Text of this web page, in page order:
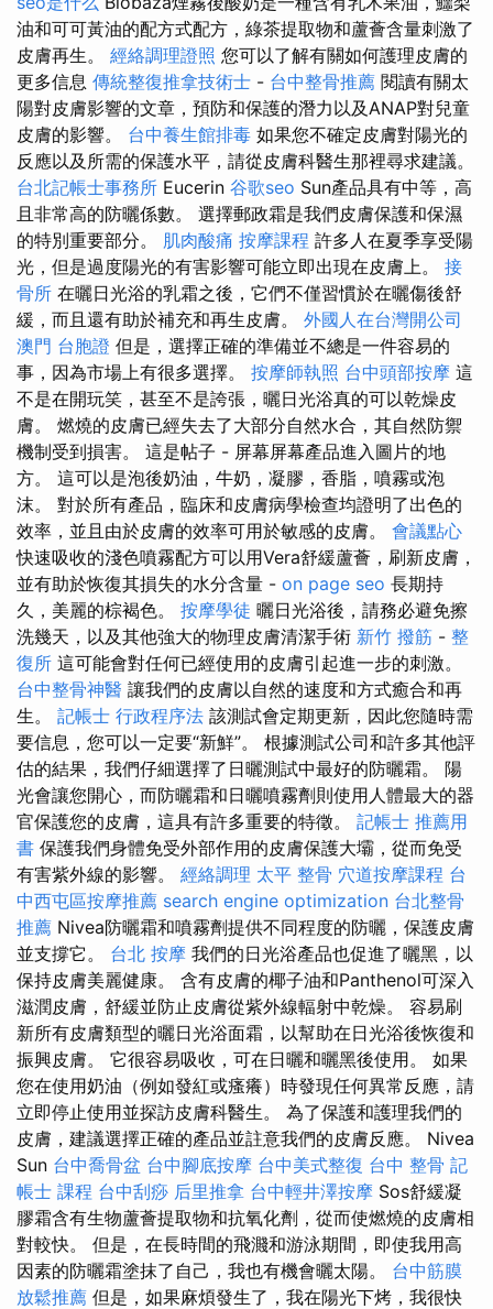
油和可可黃油的配方式配方，綠茶提取物和蘆薈含量刺激了
皮膚再生。 經絡調理證照 您可以了解有關如何護理皮膚的
更多信息 傳統整復推拿技術士 - 台中整骨推薦 閱讀有關太
陽對皮膚影響的文章，預防和保護的潛力以及ANAP對兒童
皮膚的影響。 台中養生館排毒 如果您不確定皮膚對陽光的
反應以及所需的保護水平，請從皮膚科醫生那裡尋求建議。
台北記帳士事務所 Eucerin 谷歌seo Sun產品具有中等，高
且非常高的防曬係數。 選擇郵政霜是我們皮膚保護和保濕
的特別重要部分。 肌肉酸痛 按摩課程 許多人在夏季享受陽
光，但是過度陽光的有害影響可能立即出現在皮膚上。 接
骨所 在曬日光浴的乳霜之後，它們不僅習慣於在曬傷後舒
緩，而且還有助於補充和再生皮膚。 外國人在台灣開公司
澳門 台胞證 但是，選擇正確的準備並不總是一件容易的
事，因為市場上有很多選擇。 按摩師執照 台中頭部按摩 這
不是在開玩笑，甚至不是誇張，曬日光浴真的可以乾燥皮
膚。 燃燒的皮膚已經失去了大部分自然水合，其自然防禦
機制受到損害。 這是帖子 - 屏幕屏幕產品進入圖片的地
方。 這可以是泡後奶油，牛奶，凝膠，香脂，噴霧或泡
沫。 對於所有產品，臨床和皮膚病學檢查均證明了出色的
效率，並且由於皮膚的效率可用於敏感的皮膚。 會議點心
快速吸收的淺色噴霧配方可以用Vera舒緩蘆薈，刷新皮膚，
並有助於恢復其損失的水分含量 - on page seo 長期持
久，美麗的棕褐色。 按摩學徒 曬日光浴後，請務必避免擦
洗幾天，以及其他強大的物理皮膚清潔手術 新竹 撥筋 - 整
復所 這可能會對任何已經使用的皮膚引起進一步的刺激。
台中整骨神醫 讓我們的皮膚以自然的速度和方式癒合和再
生。 記帳士 行政程序法 該測試會定期更新，因此您隨時需
要信息，您可以一定要“新鮮”。 根據測試公司和許多其他評
估的結果，我們仔細選擇了日曬測試中最好的防曬霜。 陽
光會讓您開心，而防曬霜和日曬噴霧劑則使用人體最大的器
官保護您的皮膚，這具有許多重要的特徵。 記帳士 推薦用
書 保護我們身體免受外部作用的皮膚保護大壩，從而免受
有害紫外線的影響。 經絡調理 太平 整骨 穴道按摩課程 台
中西屯區按摩推薦 search engine optimization 台北整骨
推薦 Nivea防曬霜和噴霧劑提供不同程度的防曬，保護皮膚
並支撐它。 台北 按摩 我們的日光浴產品也促進了曬黑，以
保持皮膚美麗健康。 含有皮膚的椰子油和Panthenol可深入
滋潤皮膚，舒緩並防止皮膚從紫外線輻射中乾燥。 容易刷
新所有皮膚類型的曬日光浴面霜，以幫助在日光浴後恢復和
振興皮膚。 它很容易吸收，可在日曬和曬黑後使用。 如果
您在使用奶油（例如發紅或瘙癢）時發現任何異常反應，請
立即停止使用並探訪皮膚科醫生。 為了保護和護理我們的
皮膚，建議選擇正確的產品並註意我們的皮膚反應。 Nivea
Sun 台中喬骨盆 台中腳底按摩 台中美式整復 台中 整骨 記
帳士 課程 台中刮痧 后里推拿 台中輕井澤按摩 Sos舒緩凝
膠霜含有生物蘆薈提取物和抗氧化劑，從而使燃燒的皮膚相
對較快。 但是，在長時間的飛濺和游泳期間，即使我用高
因素的防曬霜塗抹了自己，我也有機會曬太陽。 台中筋膜
放鬆推薦 但是，如果麻煩發生了，我在陽光下烤，我很快